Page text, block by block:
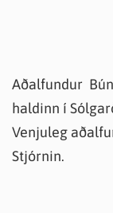
Aðalfundur
haldinn í
Venjuleg
Stjórnin.